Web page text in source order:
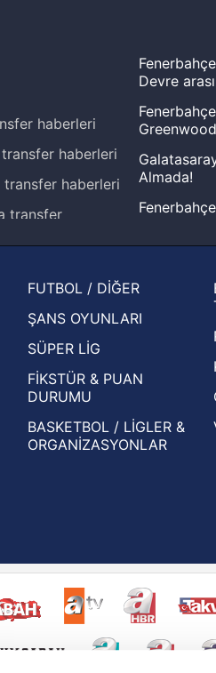
haberleri
haberleri
haberleri
transfer
Devre
Almada!
Zabrze'yi
basından
Eleme
FUTBOL / DİĞER
ŞANS OYUNLARI
SÜPER LİG
FİKSTÜR & PUAN
DURUMU
BASKETBOL / LİGLER &
ORGANİZASYONLAR